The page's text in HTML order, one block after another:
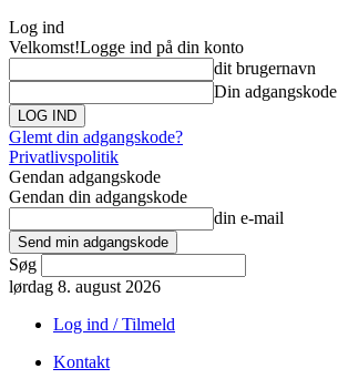
Log ind
Velkomst!Logge ind på din konto
dit brugernavn
Din adgangskode
Glemt din adgangskode?
Privatlivspolitik
Gendan adgangskode
Gendan din adgangskode
din e-mail
Søg
lørdag 8. august 2026
Log ind / Tilmeld
Kontakt